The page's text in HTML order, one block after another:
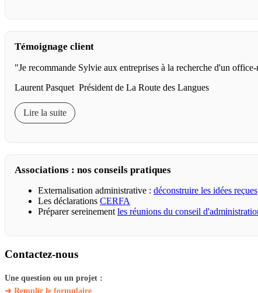
Témoignage client
"Je recommande Sylvie aux entreprises à la recherche d'un
Laurent Pasquet Président de La Route des Langues
Lire la suite
Associations : nos conseils pratiques
Externalisation administrative : déconstruire les idées reçues
Les déclarations CERFA
Préparer sereinementles réunions du conseil
Contactez-nous
Une question ou un projet :
➜ Remplir le formulaire